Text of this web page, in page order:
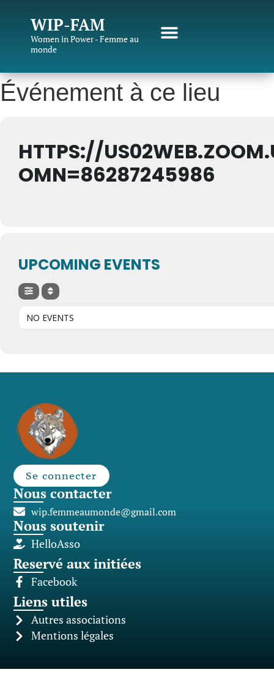
WIP-FAM
Women in Power - Femme au
monde
Événement à ce lieu
HTTPS://
OMN=86287245986
UPCOMING EVENTS
NO EVENTS
Se connecter
Nous contacter
wip.femmeaumonde@gmail.com
Nous soutenir
HelloAsso
Reservé aux initiées
Facebook
Liens utiles
Autres associations
Mentions légales